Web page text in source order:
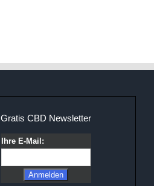
Gratis CBD Newsletter
Ihre E-Mail: